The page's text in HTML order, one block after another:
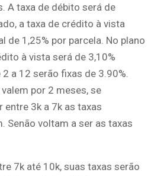
A taxa de débito será de
a taxa de crédito à vista
de 1,25% por parcela. No plano
à vista será de 3,10%
a 12 serão fixas de 3.90%.
por 2 meses, se
entre 3k a 7k as taxas
Senão voltam a ser as taxas
7k até 10k, suas taxas serão